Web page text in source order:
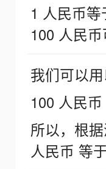
1 人民币
100 人民
我们可以用
100 人民
所以，根
人民币 等